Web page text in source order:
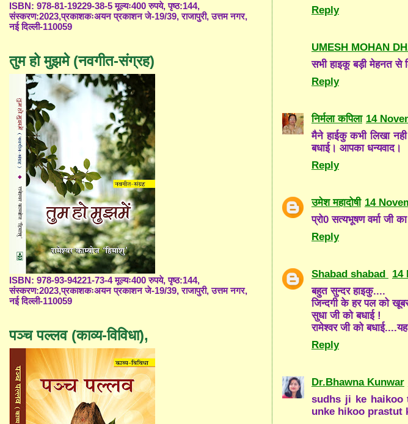
Reply
UMESH MOHAN
सभी हाइकू बड़ी मेहनत से
Reply
निर्मला कपिला 14
मैने हाईकु कभी लिखा
बधाई। आपका धन्यवाद।
Reply
उमेश महादोषी 14
प्रो0 सत्यभूषण वर्मा जी
Reply
Shabad shabad
14
बहुत सुन्दर हाइकु....
जिन्दगी के हर पल को
सुधा जी को बधाई !
रामेश्वर जी को
Reply
Dr.Bhawna Kunwar
sudhs ji ke haikoo
unke hikoo prastut
ISBN: 978-81-19229-38-5 मूल्यः400 रुपये, पृष्ठ:144,
संस्करण:2023,प्रकाशकःअयन प्रकाशन जे-19/39, राजापुरी, उत्तम नगर,
नई दिल्ली-110059
तुम हो मुझमे (नवगीत-संग्रह)
ISBN: 978-93-94221-73-4 मूल्यः400 रुपये, पृष्ठ:144,
संस्करण:2023,प्रकाशकःअयन प्रकाशन जे-19/39, राजापुरी, उत्तम नगर,
नई दिल्ली-110059
पञ्च पल्लव (काव्य-विविधा),